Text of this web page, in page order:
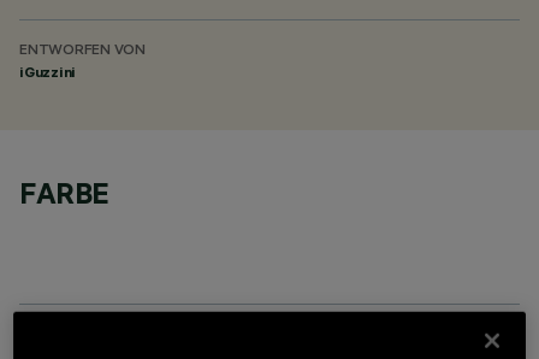
ENTWORFEN VON
iGuzzini
FARBE